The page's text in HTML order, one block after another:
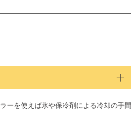
ーを使えば氷や保冷剤による冷却の手間